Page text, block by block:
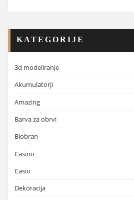
KATEGORIJE
3d modeliranje
Akumulatorji
Amazing
Barva za obrvi
Biobran
Casino
Casio
Dekoracija